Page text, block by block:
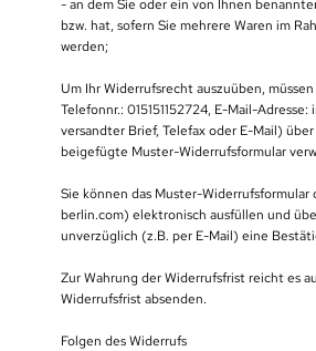
- an dem Sie oder ein von Ihnen
bzw. hat, sofern Sie mehrere Waren im
werden;
Um Ihr Widerrufsrecht auszuüben,
Telefonnr.: 015151152724, E-Mail-
versandter Brief, Telefax oder E-Mail)
beigefügte Muster-Widerrufsformular
Sie können das Muster-
berlin.com) elektronisch ausfüllen und
unverzüglich (z.B. per E-Mail) eine
Zur Wahrung der Widerrufsfrist reicht es
Widerrufsfrist absenden.
Folgen des Widerrufs